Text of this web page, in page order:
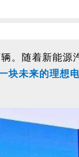
。随着新能源
块未来的理想